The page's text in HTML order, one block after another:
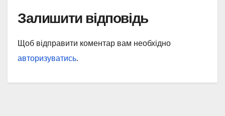
Залишити відповідь
Щоб відправити коментар вам необхідно
авторизуватись.